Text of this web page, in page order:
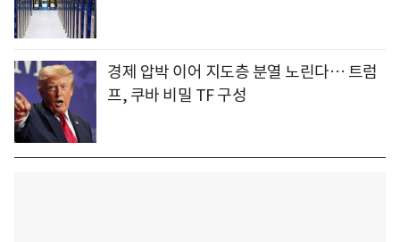
경제 압박 이어 지도층 분열 노린다… 트럼
프, 쿠바 비밀 TF 구성